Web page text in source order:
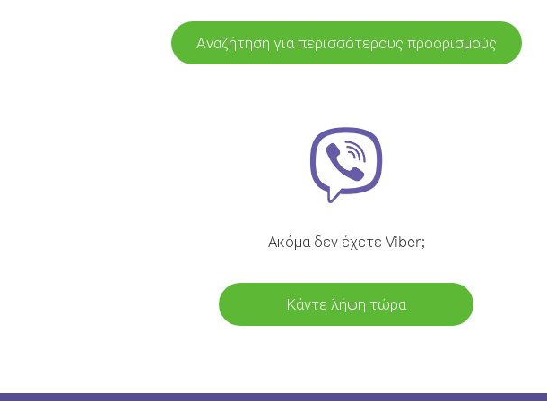
Αναζήτηση για περισσότερους προορισμούς
Ακόμα δεν έχετε Viber;
Κάντε λήψη τώρα